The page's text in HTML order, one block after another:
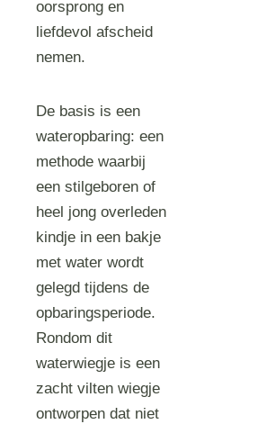
oorsprong en
liefdevol afscheid
nemen.
De basis is een
wateropbaring: een
methode waarbij
een stilgeboren of
heel jong overleden
kindje in een bakje
met water wordt
gelegd tijdens de
opbaringsperiode.
Rondom dit
waterwiegje is een
zacht vilten wiegje
ontworpen dat niet